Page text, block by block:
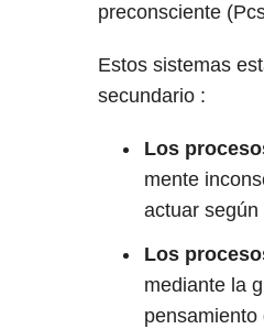
preconsciente
Estos sistemas
secundario :
Los
mente
actuar
Los
mediante la
pensamiento